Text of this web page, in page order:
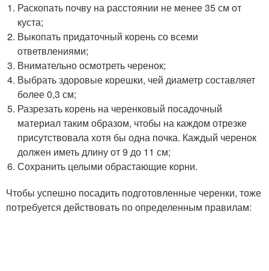
Раскопать почву на расстоянии не менее 35 см от
куста;
Выкопать придаточный корень со всеми
ответвлениями;
Внимательно осмотреть черенок;
Выбрать здоровые корешки, чей диаметр составляет
более 0,3 см;
Разрезать корень на черенковый посадочный
материал таким образом, чтобы на каждом отрезке
присутствовала хотя бы одна почка. Каждый черенок
должен иметь длину от 9 до 11 см;
Сохранить целыми обрастающие корни.
Чтобы успешно посадить подготовленные черенки, тоже
потребуется действовать по определенным правилам: